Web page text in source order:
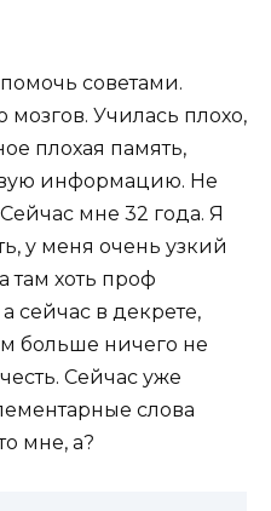
советами.
мозгов. Училась плохо,
плохая память,
информацию. Не
мне 32 года. Я
у меня очень узкий
там хоть проф
сейчас в декрете,
больше ничего не
Сейчас уже
слова
мне, а?